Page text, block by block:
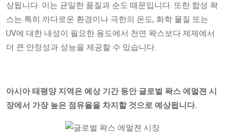
상됩니다. 이는 균일한 품질과 순도 때문입니다. 또한 합성 왁
스는 특히 까다로운 환경이나 극한의 온도, 화학 물질 또는
UV에 대한 내성이 필요한 용도에서 천연 왁스보다 제제에서
더 큰 안정성과 성능을 제공할 수 있습니다.
아시아 태평양 지역은 예상 기간 동안 글로벌 왁스 에멀젼 시
장에서 가장 높은 점유율을 차지할 것으로 예상됩니다.